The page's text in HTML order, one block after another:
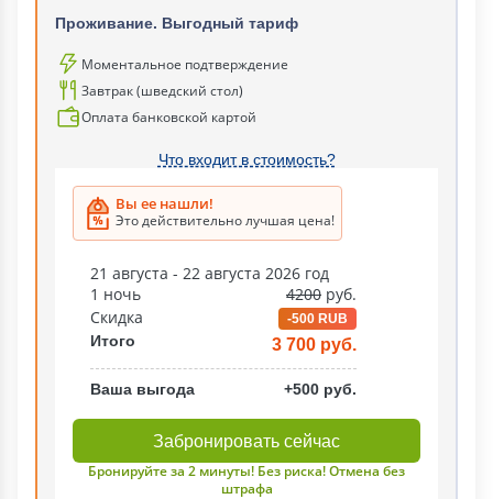
Проживание. Выгодный тариф
Моментальное подтверждение
Завтрак (шведский стол)
Оплата банковской картой
Что входит в стоимость?
Вы ее нашли!
Это действительно лучшая цена!
21 августа - 22 августа 2026 год
1 ночь
4200 руб.
Скидка
-500 RUB
Итого 3 700 руб.
Ваша выгода +500 руб.
Забронировать сейчас
Бронируйте за 2 минуты! Без риска! Отмена без
штрафа